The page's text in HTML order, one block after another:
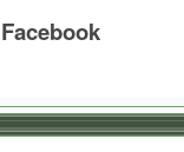
Facebook